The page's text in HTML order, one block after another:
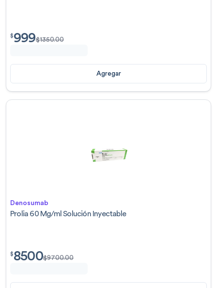
$999.00
$999$1350.00
Agregar
Denosumab
Prolia 60 Mg/ml Solución Inyectable
$8500.00
$8500$9700.00